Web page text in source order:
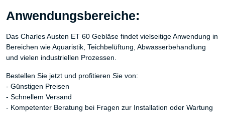
Anwendungsbereiche:
Das Charles Austen ET 60 Gebläse findet vielseitige Anwendung in
Bereichen wie Aquaristik, Teichbelüftung, Abwasserbehandlung
und vielen industriellen Prozessen.
Bestellen Sie jetzt und profitieren Sie von:
- Günstigen Preisen
- Schnellem Versand
- Kompetenter Beratung bei Fragen zur Installation oder Wartung